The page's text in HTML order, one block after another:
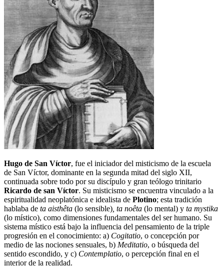
Hugo de San Víctor, fue el iniciador del misticismo de la escuela
de San Víctor, dominante en la segunda mitad del siglo XII,
continuada sobre todo por su discípulo y gran teólogo trinitario
Ricardo de san Víctor. Su misticismo se encuentra vinculado a la
espiritualidad neoplatónica e idealista de Plotino; esta tradición
hablaba de ta aisthêta (lo sensible) , ta noêta (lo mental) y ta mystika
(lo místico), como dimensiones fundamentales del ser humano. Su
sistema místico está bajo la influencia del pensamiento de la triple
progresión en el conocimiento: a) Cogitatio, o concepción por
medio de las nociones sensuales, b) Meditatio, o búsqueda del
sentido escondido, y c) Contemplatio, o percepción final en el
interior de la realidad.